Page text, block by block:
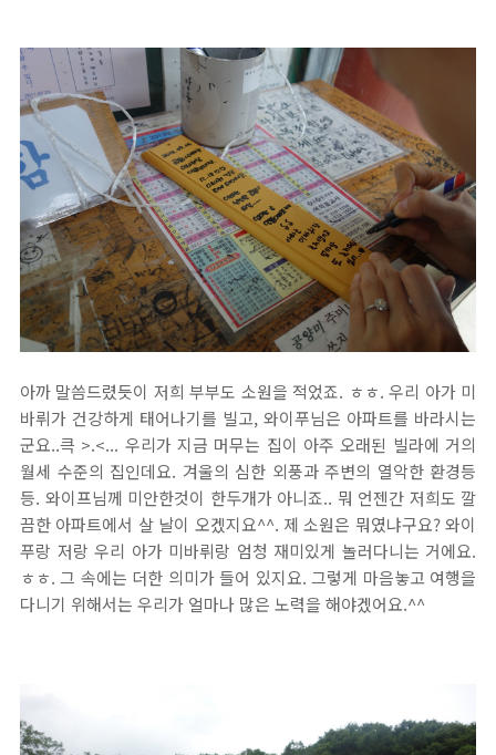
아까 말씀드렸듯이 저희 부부도 소원을 적었죠. ㅎㅎ. 우리 아가 미
바뤼가 건강하게 태어나기를 빌고, 와이푸님은 아파트를 바라시는
군요..큭 >.<... 우리가 지금 머무는 집이 아주 오래된 빌라에 거의
월세 수준의 집인데요. 겨울의 심한 외풍과 주변의 열악한 환경등
등. 와이프님께 미안한것이 한두개가 아니죠.. 뭐 언젠간 저희도 깔
끔한 아파트에서 살 날이 오겠지요^^. 제 소원은 뭐였냐구요? 와이
푸랑 저랑 우리 아가 미바뤼랑 엄청 재미있게 놀러다니는 거에요.
ㅎㅎ. 그 속에는 더한 의미가 들어 있지요. 그렇게 마음놓고 여행을
다니기 위해서는 우리가 얼마나 많은 노력을 해야겠어요.^^